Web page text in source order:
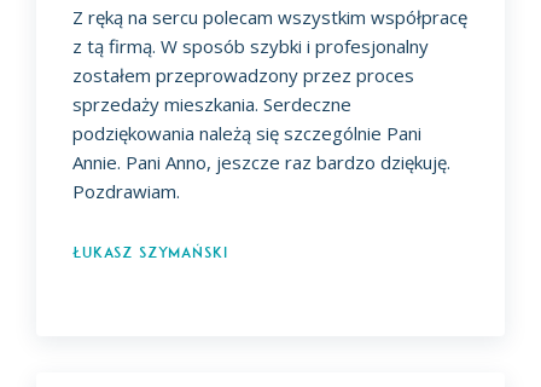
Z ręką na sercu polecam wszystkim współpracę
z tą firmą. W sposób szybki i profesjonalny
zostałem przeprowadzony przez proces
sprzedaży mieszkania. Serdeczne
podziękowania należą się szczególnie Pani
Annie. Pani Anno, jeszcze raz bardzo dziękuję.
Pozdrawiam.
Łukasz Szymański